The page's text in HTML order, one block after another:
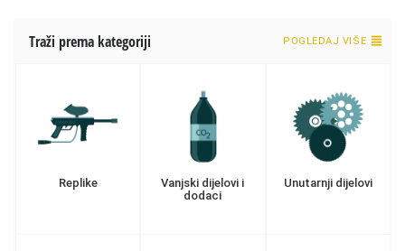
Traži prema kategoriji POGLEDAJ VIŠE
Replike
Vanjski dijelovi i
dodaci
Unutarnji dijelovi